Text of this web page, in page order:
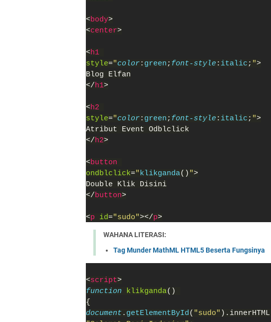
<body>
<center>
<h1
style="color: green ; font-style : italic ; ">
Blog Elfan
</h1>
<h2
style="color: green ; font-style : italic ; ">
Atribut Event Odblclick
</h2>
<button
ondblclick=" klikganda() ">
Double Klik Disini
</button>
<p id="sudo"></p>
WAHANA LITERASI:
Tag Munder MathML HTML5 Beserta Fungsinya
<script>
function
klikganda()
{
document . getElementById ( "sudo" ).innerHTML